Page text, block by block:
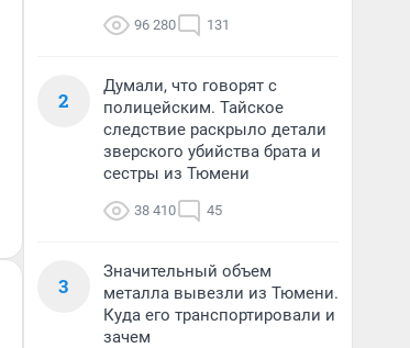
96 280 131
2
Думали, что говорят с
полицейским. Тайское
следствие раскрыло детали
зверского убийства брата и
сестры из Тюмени
38 410 45
3
Значительный объем
металла вывезли из Тюмени.
Куда его транспортировали и
зачем